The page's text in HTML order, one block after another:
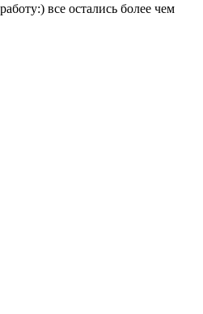
все остались более чем